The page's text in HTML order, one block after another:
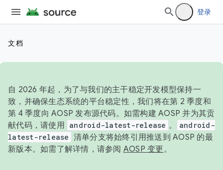
登录
文档
自 2026 年起，为了与我们的主干稳定开发模型保持一
致，并确保生态系统的平台稳定性，我们将在第 2 季度和
第 4 季度向 AOSP 发布源代码。如需构建 AOSP 并为其贡
献代码，请使用 android-latest-release 。
android-
latest-release 清单分支将始终引用推送到 AOSP 的最
新版本。如需了解详情，请参阅 AOSP 变更。